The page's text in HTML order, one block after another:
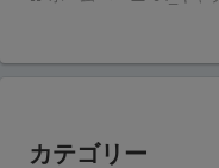
カテゴリー